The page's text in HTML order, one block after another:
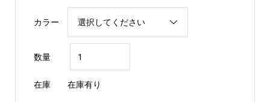
カラー
数量
在庫 在庫有り